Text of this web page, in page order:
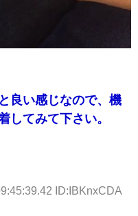
良い感じなので、機
してみて下さい。
ID:IBKnxCDA